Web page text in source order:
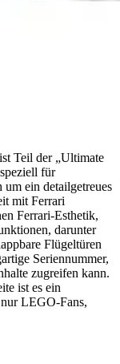
Teil der „Ultimate
für
ein detailgetreues
mit Ferrari
Ferrari-Esthetik,
darunter
Flügeltüren
Seriennummer,
zugreifen kann.
ist es ein
LEGO-Fans,